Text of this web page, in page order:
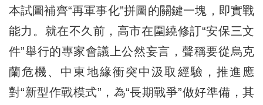
本試圖補齊“再軍事化”拼圖的關鍵一塊，即實戰
能力。就在不久前，高市在圍繞修訂“安保三文
件”舉行的專家會議上公然妄言，聲稱要從烏克
蘭危機、中東地緣衝突中汲取經驗，推進應
對“新型作戰模式”，為“長期戰爭”做好準備，其